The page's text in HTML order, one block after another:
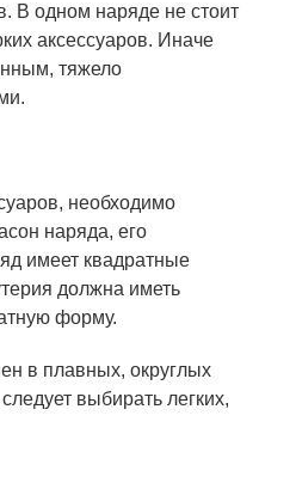
В одном наряде не стоит
аксессуаров. Иначе
тяжело
необходимо
наряда, его
имеет квадратные
должна иметь
форму.
в плавных, округлых
выбирать легких,